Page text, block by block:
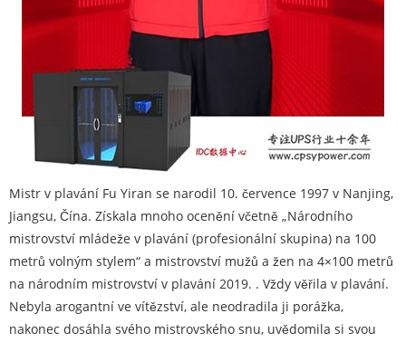
Mistr v plavání Fu Yiran se narodil 10. července 1997 v Nanjing,
Jiangsu, Čína. Získala mnoho ocenění včetně „Národního
mistrovství mládeže v plavání (profesionální skupina) na 100
metrů volným stylem“ a mistrovství mužů a žen na 4×100 metrů
na národním mistrovství v plavání 2019. . Vždy věřila v plavání.
Nebyla arogantní ve vítězství, ale neodradila ji porážka,
nakonec dosáhla svého mistrovského snu, uvědomila si svou